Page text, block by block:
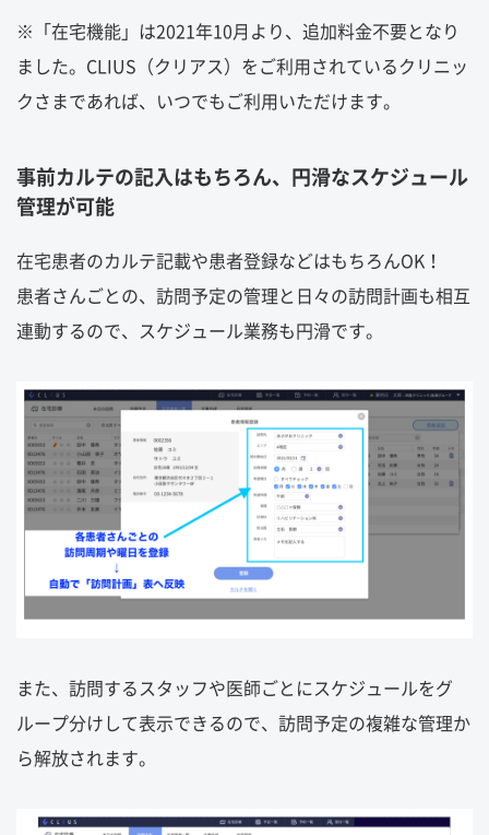
※「在宅機能」は2021年10月より、追加料金不要となり
ました。CLIUS（クリアス）をご利用されているクリニッ
クさまであれば、いつでもご利用いただけます。
事前カルテの記入はもちろん、円滑なスケジュール
管理が可能
在宅患者のカルテ記載や患者登録などはもちろんOK！
患者さんごとの、訪問予定の管理と日々の訪問計画も相互
連動するので、スケジュール業務も円滑です。
また、訪問するスタッフや医師ごとにスケジュールをグ
ループ分けして表示できるので、訪問予定の複雑な管理か
ら解放されます。